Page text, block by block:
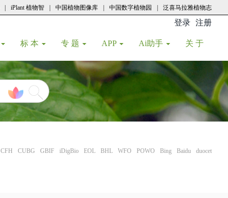
iPlant 植物智 中国植物图像库 中国数字植物园 泛喜马拉雅植物志
登录 注册
标 本 专 题 APP Ai助手 关 于
CFH CUBG GBIF iDigBio EOL BHL WFO POWO Bing Baidu duocet